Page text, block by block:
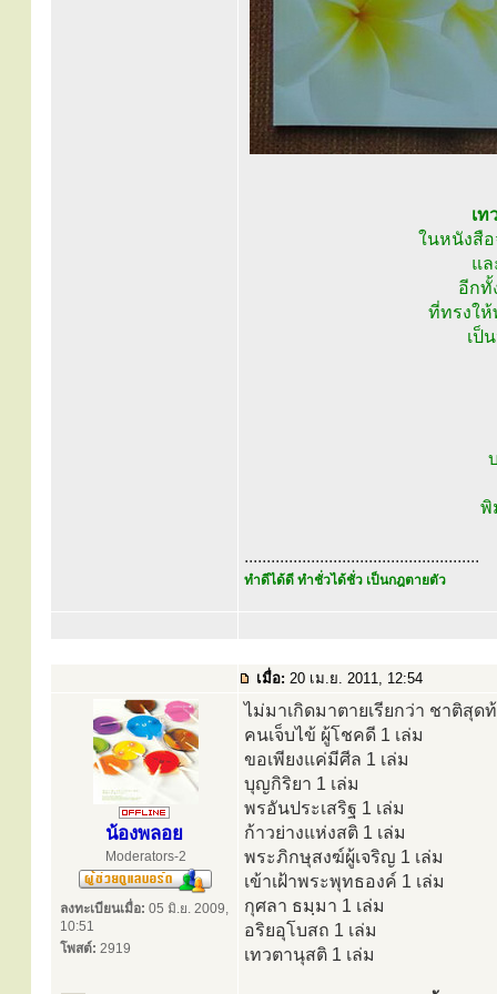
เท
ในหนังสื
แล
อีกทั้
ที่ทรงให้
เป็
พิ
.....................................................
ทำดีได้ดี ทำชั่วได้ชั่ว เป็นกฎตายตัว
เมื่อ: 20 เม.ย. 2011, 12:54
น้องพลอย
Moderators-2
ลงทะเบียนเมื่อ: 05 มิ.ย. 2009,
10:51
โพสต์: 2919
ไม่มาเกิดมาตายเรียกว่า ชาติสุด
คนเจ็บไข้ ผู้โชคดี 1 เล่ม
ขอเพียงแค่มีศีล 1 เล่ม
บุญกิริยา 1 เล่ม
พรอันประเสริฐ 1 เล่ม
ก้าวย่างแห่งสติ 1 เล่ม
พระภิกษุสงฆ์ผู้เจริญ 1 เล่ม
เข้าเฝ้าพระพุทธองค์ 1 เล่ม
กุศลา ธมฺมา 1 เล่ม
อริยอุโบสถ 1 เล่ม
เทวตานุสติ 1 เล่ม